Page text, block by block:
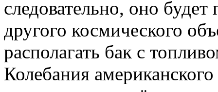
следовательно, оно
другого космического
располагать бак с
Колебания